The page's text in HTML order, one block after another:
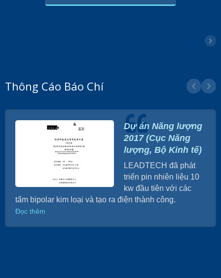
Thông Cáo Báo Chí
Dự án Năng lượng
2017 (Cục Năng
lượng, Bộ Kinh tế)
LEADTECH đã phát
triển pin nhiên liệu 10
kw đầu tiên với các
tấm bipolar kim loại và tạo ra điện thành công.
Đọc thêm